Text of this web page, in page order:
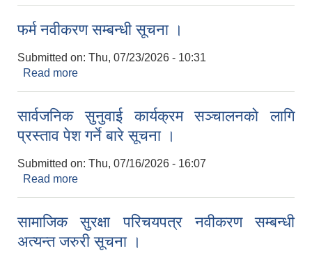
फर्म नवीकरण सम्बन्धी सूचना ।
Submitted on: Thu, 07/23/2026 - 10:31
Read more
सार्वजनिक सुनुवाई कार्यक्रम सञ्चालनकाे लागि
प्रस्ताव पेश गर्ने बारे सूचना ।
Submitted on: Thu, 07/16/2026 - 16:07
Read more
सामाजिक सुरक्षा परिचयपत्र नवीकरण सम्बन्धी
अत्यन्त जरुरी सूचना ।